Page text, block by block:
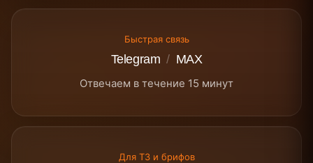
Быстрая связь
Telegram / MAX
Отвечаем в течение 15 минут
Для ТЗ и брифов